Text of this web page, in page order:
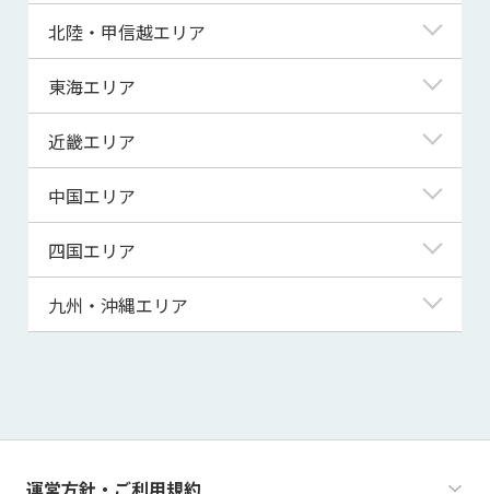
青森県
宮城県
秋田県
山形県
東京都
神奈川県
埼玉県
千葉県
茨城県
群馬県
北陸・甲信越エリア
新潟県
富山県
福井県
山梨県
長野県
東海エリア
岐阜県
静岡県
三重県
近畿エリア
滋賀県
京都府
大阪府
兵庫県
和歌山県
中国エリア
鳥取県
島根県
山口県
四国エリア
徳島県
高知県
九州・沖縄エリア
運営方針・ご利用規約